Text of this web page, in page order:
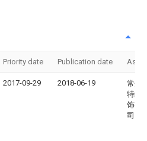
Priority date Publication date
2017-09-29 2018-06-19
常州
特纺
饰有
司